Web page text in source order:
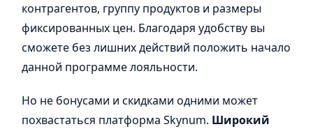
контрагентов, группу продуктов и размеры
фиксированных цен. Благодаря удобству вы
сможете без лишних действий положить начало
данной программе лояльности.
Но не бонусами и скидками одними может
похвастаться платформа Skynum. Широкий